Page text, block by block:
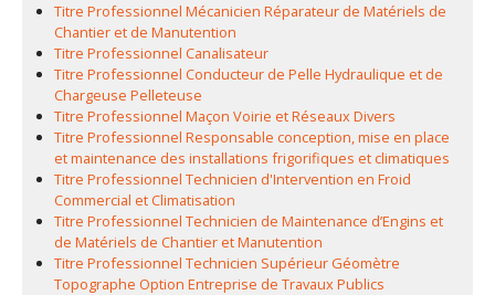
Titre Professionnel Mécanicien Réparateur de Matériels de
Chantier et de Manutention
Titre Professionnel Canalisateur
Titre Professionnel Conducteur de Pelle Hydraulique et de
Chargeuse Pelleteuse
Titre Professionnel Maçon Voirie et Réseaux Divers
Titre Professionnel Responsable conception, mise en place
et maintenance des installations frigorifiques et climatiques
Titre Professionnel Technicien d'Intervention en Froid
Commercial et Climatisation
Titre Professionnel Technicien de Maintenance d’Engins et
de Matériels de Chantier et Manutention
Titre Professionnel Technicien Supérieur Géomètre
Topographe Option Entreprise de Travaux Publics